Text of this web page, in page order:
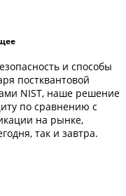
и способы
постквантовой
NIST, наше решение
по сравнению с
на рынке,
так и завтра.